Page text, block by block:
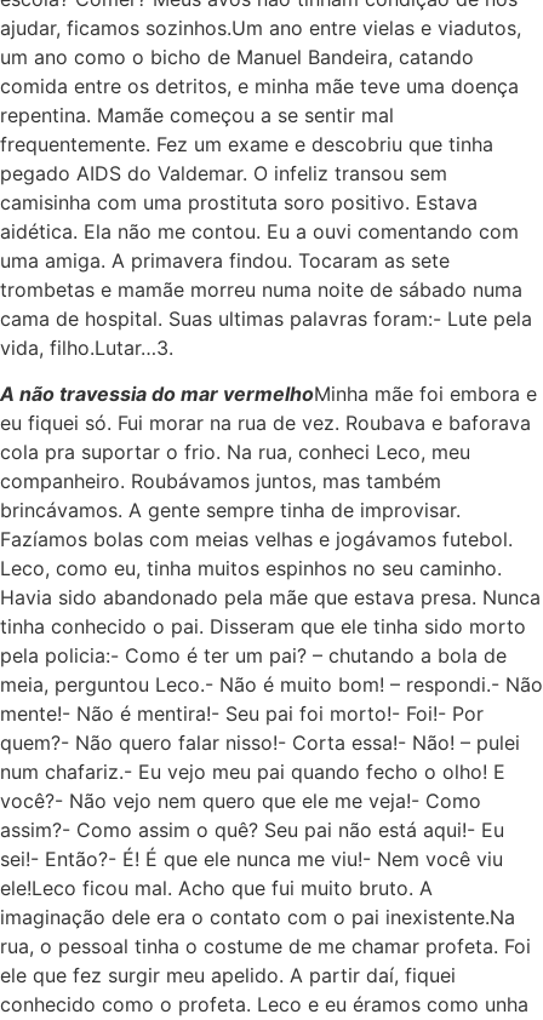
ajudar, ficamos sozinhos.Um ano entre vielas e viadutos,
um ano como o bicho de Manuel Bandeira, catando
comida entre os detritos, e minha mãe teve uma doença
repentina. Mamãe começou a se sentir mal
frequentemente. Fez um exame e descobriu que tinha
pegado AIDS do Valdemar. O infeliz transou sem
camisinha com uma prostituta soro positivo. Estava
aidética. Ela não me contou. Eu a ouvi comentando com
uma amiga. A primavera findou. Tocaram as sete
trombetas e mamãe morreu numa noite de sábado numa
cama de hospital. Suas ultimas palavras foram:- Lute pela
vida, filho.Lutar…3.
A não travessia do mar vermelhoMinha mãe foi embora e
eu fiquei só. Fui morar na rua de vez. Roubava e baforava
cola pra suportar o frio. Na rua, conheci Leco, meu
companheiro. Roubávamos juntos, mas também
brincávamos. A gente sempre tinha de improvisar.
Fazíamos bolas com meias velhas e jogávamos futebol.
Leco, como eu, tinha muitos espinhos no seu caminho.
Havia sido abandonado pela mãe que estava presa. Nunca
tinha conhecido o pai. Disseram que ele tinha sido morto
pela policia:- Como é ter um pai? – chutando a bola de
meia, perguntou Leco.- Não é muito bom! – respondi.- Não
mente!- Não é mentira!- Seu pai foi morto!- Foi!- Por
quem?- Não quero falar nisso!- Corta essa!- Não! – pulei
num chafariz.- Eu vejo meu pai quando fecho o olho! E
você?- Não vejo nem quero que ele me veja!- Como
assim?- Como assim o quê? Seu pai não está aqui!- Eu
sei!- Então?- É! É que ele nunca me viu!- Nem você viu
ele!Leco ficou mal. Acho que fui muito bruto. A
imaginação dele era o contato com o pai inexistente.Na
rua, o pessoal tinha o costume de me chamar profeta. Foi
ele que fez surgir meu apelido. A partir daí, fiquei
conhecido como o profeta. Leco e eu éramos como unha